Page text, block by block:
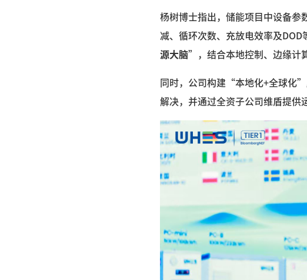
杨树博士指出，储能项目中设备参
减、循环次数、充放电效率及
源大脑”，结合本地控制、边缘计
同时，公司构建“本地化+全球化”
解决，并通过全资子公司维盾提供